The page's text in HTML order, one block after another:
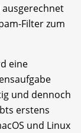
ausgerechnet
Filter zum
eine
und dennoch
erstens
und Linux